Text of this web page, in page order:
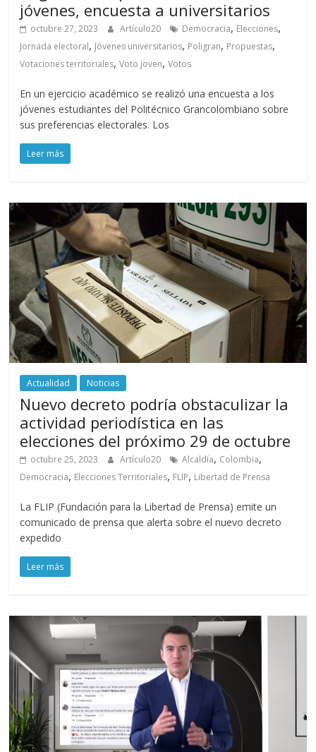
jóvenes, encuesta a universitarios
octubre 27, 2023 Artículo20 Democracia, Elecciones,
Jornada electoral, Jóvenes universitarios, Poligran, Propuestas,
Votaciones territoriales,Voto joven,Votos
En un ejercicio académico se realizó una encuesta a los
jóvenes estudiantes del Politécnico Grancolombiano sobre
sus preferencias electorales. Los
Leer más
Actualidad Noticias
Nuevo decreto podría obstaculizar la
actividad periodística en las
elecciones del próximo 29 de octubre
octubre 25, 2023 Artículo20 Alcaldía, Colombia,
Democracia, Elecciones Territoriales, FLIP, Libertad de Prensa
La FLIP (Fundación para la Libertad de Prensa) emite un
comunicado de prensa que alerta sobre el nuevo decreto
expedido
Leer más